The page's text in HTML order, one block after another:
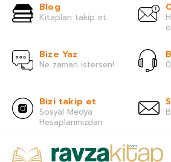
Blog
Kitapları takip et.
Bize Yaz
Ne zaman istersen!
Bizi takip et
Sosyal Medya
Hesaplarımızdan